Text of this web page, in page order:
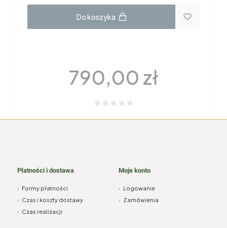
Do koszyka
Cena
790,00 zł
Płatności i dostawa
› Formy płatności
› Czas i koszty dostawy
› Czas realizacji
Moje konto
› Logowanie
› Zamówienia